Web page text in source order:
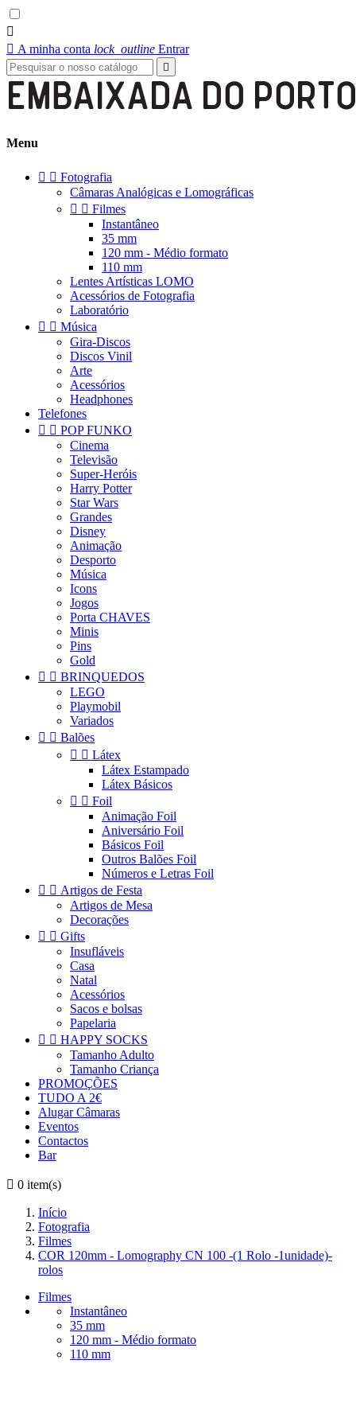

 A minha conta lock_outline Entrar

Menu
  Fotografia
Câmaras Analógicas e Lomográficas
  Filmes
Instantâneo
35 mm
120 mm - Médio formato
110 mm
Lentes Artísticas LOMO
Acessórios de Fotografia
Laboratório
  Música
Gira-Discos
Discos Vinil
Arte
Acessórios
Headphones
Telefones
  POP FUNKO
Cinema
Televisão
Super-Heróis
Harry Potter
Star Wars
Grandes
Disney
Animação
Desporto
Música
Icons
Jogos
Porta CHAVES
Minis
Pins
Gold
  BRINQUEDOS
LEGO
Playmobil
Variados
  Balões
  Látex
Látex Estampado
Látex Básicos
  Foil
Animação Foil
Aniversário Foil
Básicos Foil
Outros Balões Foil
Números e Letras Foil
  Artigos de Festa
Artigos de Mesa
Decorações
  Gifts
Insufláveis
Casa
Natal
Acessórios
Sacos e bolsas
Papelaria
  HAPPY SOCKS
Tamanho Adulto
Tamanho Criança
PROMOÇÕES
TUDO A 2€
Alugar Câmaras
Eventos
Contactos
Bar
 0 item(s)
Início
Fotografia
Filmes
COR 120mm - Lomography CN 100 -(1 Rolo -1unidade)-
rolos
Filmes
Instantâneo
35 mm
120 mm - Médio formato
110 mm